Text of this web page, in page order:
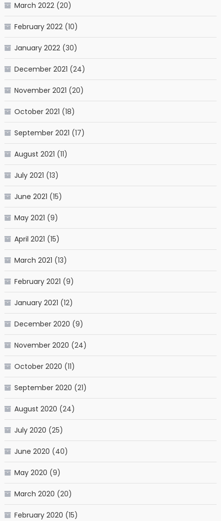
March 2022(20)
February 2022(10)
January 2022(30)
December 2021 (24)
November 2021 (20)
October 2021 (18)
September 2021 (17)
August 2021 (11)
July 2021 (13)
June 2021 (15)
May 2021 (9)
April 2021 (15)
March 2021 (13)
February 2021 (9)
January 2021 (12)
December 2020 (9)
November 2020 (24)
October 2020 (11)
September 2020 (21)
August 2020 (24)
July 2020 (25)
June 2020 (40)
May 2020 (9)
March 2020 (20)
February 2020 (15)